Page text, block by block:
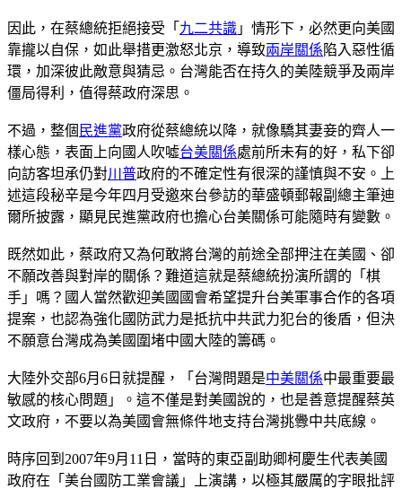
因此，在蔡總統拒絕接受「 九二共識 」情形下，必然更向美國
靠攏以自保，如此舉措更激怒北京，導致兩岸關係 陷入惡性循
環，加深彼此敵意與猜忌。台灣能否在持久的美陸競爭及兩岸
僵局得利，值得蔡政府深思。
不過，整個 民進黨政府從蔡總統以降，就像驕其妻妾的齊人一
樣心態，表面上向國人吹噓台美關係處前所未有的好，私下卻
向訪客坦承仍對川普政府的不確定性有很深的謹慎與不安。上
述這段秘辛是今年四月受邀來台參訪的華盛頓郵報副總主筆迪
爾所披露，顯見民進黨政府也擔心台美關係可能隨時有變數。
既然如此，蔡政府又為何敢將台灣的前途全部押注在美國、卻
不願改善與對岸的關係？難道這就是蔡總統扮演所謂的「棋
手」嗎？國人當然歡迎美國國會希望提升台美軍事合作的各項
提案，也認為強化國防武力是抵抗中共武力犯台的後盾，但決
不願意台灣成為美國圍堵中國大陸的籌碼。
大陸外交部6月6日就提醒，「台灣問題是中美關係中最重要最
敏感的核心問題」。這不僅是對美國說的，也是善意提醒蔡英
文政府，不要以為美國會無條件地支持台灣挑釁中共底線。
時序回到2007年9月11日，當時的東亞副助卿柯慶生代表美國
政府在「美台國防工業會議」上演講，以極其嚴厲的字眼批評